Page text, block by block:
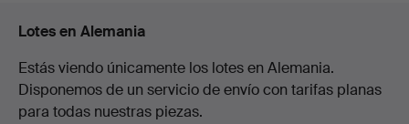
Lotes en Alemania
Estás viendo únicamente los lotes en Alemania.
Disponemos de un servicio de envío con tarifas planas
para todas nuestras piezas.